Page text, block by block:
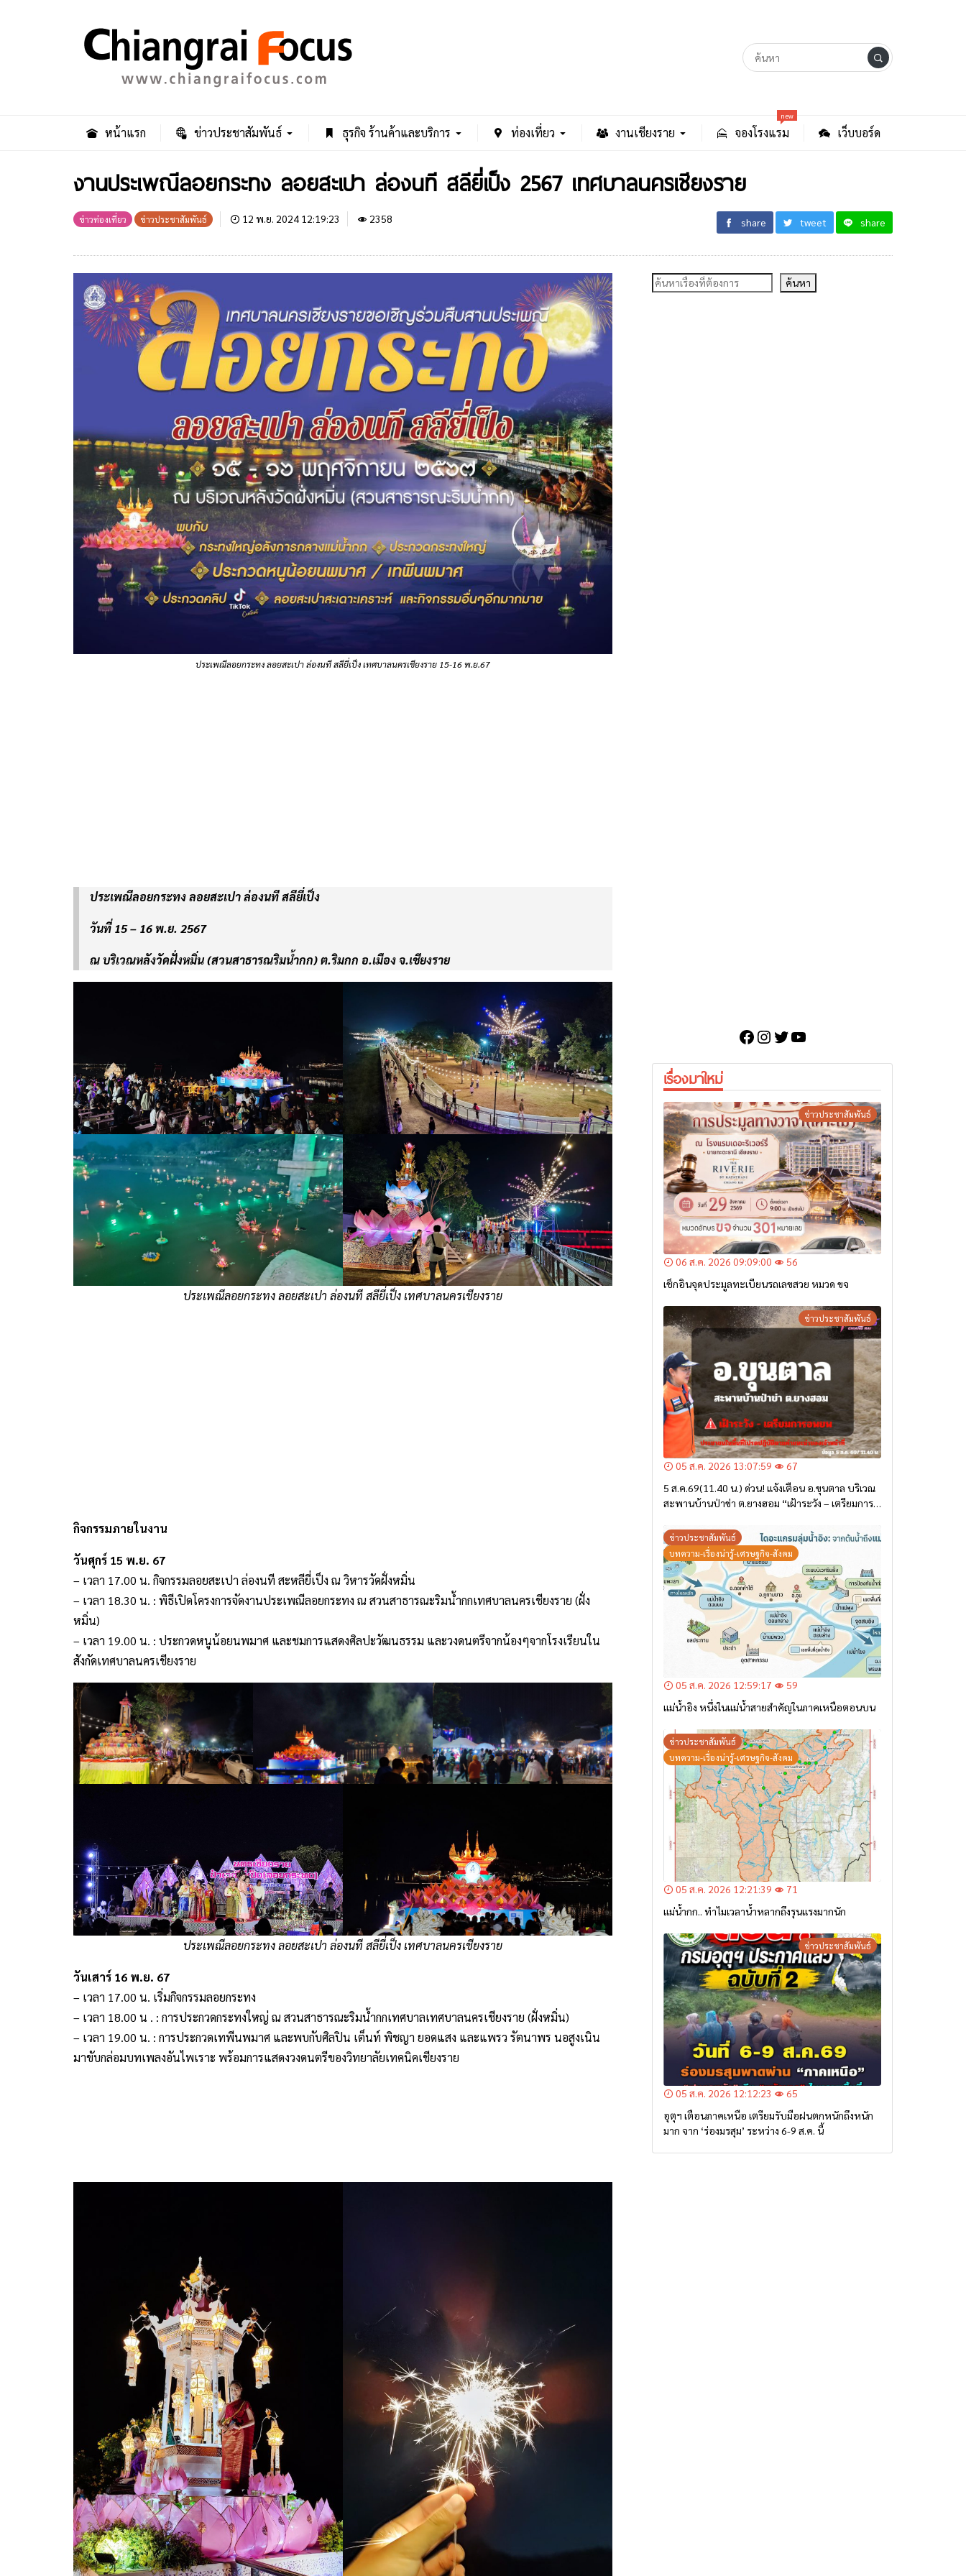
หน้าแรก ข่าวประชาสัมพันธ์ ธุรกิจ ร้านค้าและบริการ ท่องเที่ยว งานเชียงราย จองโรงแรม
new
เว็บบอร์ด
งานประเพณีลอยกระทง ลอยสะเปา ล่องนที สลียี่เป็ง 2567 เทศบาลนครเชียงราย
ข่าวท่องเที่ยว ข่าวประชาสัมพันธ์ 12 พ.ย. 2024 12:19:23 2358 share tweet share
ประเพณีลอยกระทง ลอยสะเปา ล่องนที สลียี่เป็ง เทศบาลนครเชียงราย 15-16 พ.ย.67
ประเพณีลอยกระทง ลอยสะเปา ล่องนที สลียี่เป็ง
วันที่ 15 – 16 พ.ย. 2567
ณ บริเวณหลังวัดฝั่งหมิ่น (สวนสาธารณริมน้ำกก) ต.ริมกก อ.เมือง จ.เชียงราย
ประเพณีลอยกระทง ลอยสะเปา ล่องนที สลียี่เป็ง เทศบาลนครเชียงราย
กิจกรรมภายในงาน
วันศุกร์ 15 พ.ย. 67
– เวลา 17.00 น. กิจกรรมลอยสะเปา ล่องนที สะหลียี่เป็ง ณ วิหารวัดฝั่งหมิ่น
– เวลา 18.30 น. : พิธีเปิดโครงการจัดงานประเพณีลอยกระทง ณ สวนสาธารณะริมน้ำกกเทศบาลนครเชียงราย (ฝั่ง
หมิ่น)
– เวลา 19.00 น. : ประกวดหนูน้อยนพมาศ และชมการแสดงศิลปะวัฒนธรรม และวงดนตรีจากน้องๆจากโรงเรียนใน
สังกัดเทศบาลนครเชียงราย
ประเพณีลอยกระทง ลอยสะเปา ล่องนที สลียี่เป็ง เทศบาลนครเชียงราย
วันเสาร์ 16 พ.ย. 67
– เวลา 17.00 น. เริ่มกิจกรรมลอยกระทง
– เวลา 18.00 น . : การประกวดกระทงใหญ่ ณ สวนสาธารณะริมน้ำกกเทศบาลเทศบาลนครเชียงราย (ฝั่งหมิ่น)
– เวลา 19.00 น. : การประกวดเทพีนพมาศ และพบกับศิลปิน เต็นท์ พิชญา ยอดแสง และแพรว รัตนาพร นอสูงเนิน
มาขับกล่อมบทเพลงอันไพเราะ พร้อมการแสดงวงดนตรีของวิทยาลัยเทคนิคเชียงราย
ค้นหา ค้นหา
Facebook
Instagram
Twitter
YouTube
เรื่องมาใหม่
ข่าวประชาสัมพันธ์
06 ส.ค. 2026 09:09:00
56
เช็กอินจุดประมูลทะเบียนรถเลขสวย หมวด ขจ
ข่าวประชาสัมพันธ์
05 ส.ค. 2026 13:07:59
67
5 ส.ค.69(11.40 น.) ด่วน! แจ้งเตือน อ.ขุนตาล บริเวณ
สะพานบ้านป่าข่า ต.ยางฮอม “เฝ้าระวัง – เตรียมการ
ข่าวประชาสัมพันธ์
บทความ-เรื่องน่ารู้-เศรษฐกิจ-สังคม
05 ส.ค. 2026 12:59:17
59
แม่น้ำอิง หนึ่งในแม่น้ำสายสำคัญในภาคเหนือตอนบน
ข่าวประชาสัมพันธ์
บทความ-เรื่องน่ารู้-เศรษฐกิจ-สังคม
05 ส.ค. 2026 12:21:39
71
แม่น้ำกก.. ทำไมเวลาน้ำหลากถึงรุนแรงมากนัก
ข่าวประชาสัมพันธ์
05 ส.ค. 2026 12:12:23
65
อุตุฯ เตือนภาคเหนือ เตรียมรับมือฝนตกหนักถึงหนัก
มาก จาก ‘ร่องมรสุม’ ระหว่าง 6-9 ส.ค. นี้